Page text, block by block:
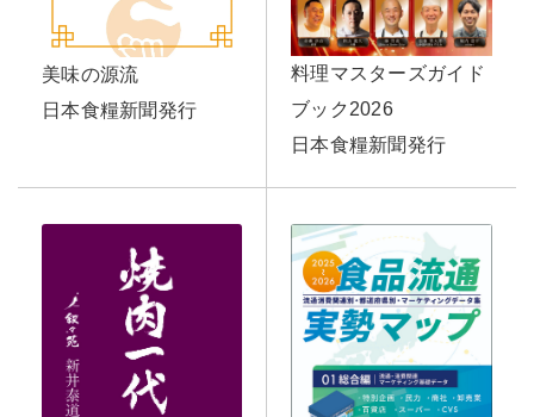
美味の源流
日本食糧新聞発行
料理マスターズガイド
ブック2026
日本食糧新聞発行